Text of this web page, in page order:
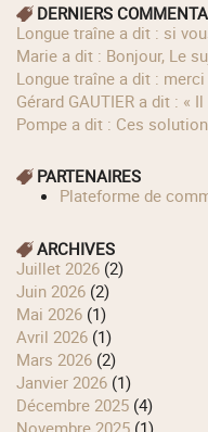
DERNIERS
longue traîne a dit : si
Marie a dit : Bonjour, Le
longue traîne a dit :
Gérard GAUTIER a dit : «
Pompe a dit : Ces
PARTENAIRES
Plateforme de
ARCHIVES
juillet 2026 (2)
juin 2026 (2)
mai 2026 (1)
avril 2026 (1)
mars 2026 (2)
janvier 2026 (1)
décembre 2025 (4)
novembre 2025 (1)